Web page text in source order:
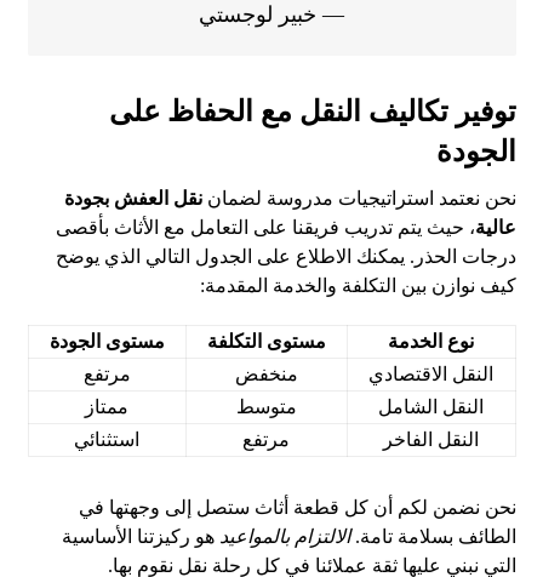
— خبير لوجستي
توفير تكاليف النقل مع الحفاظ على
الجودة
نحن نعتمد استراتيجيات مدروسة لضماننقل العفش بجودة
عالية، حيث يتم تدريب فريقنا على التعامل مع الأثاث بأقصى
درجات الحذر. يمكنك الاطلاع على الجدول التالي الذي يوضح
كيف نوازن بين التكلفة والخدمة المقدمة:
نوع الخدمة مستوى التكلفة
مستوى الجودة
النقل الاقتصادي
منخفض
مرتفع
النقل الشامل
متوسط
ممتاز
النقل الفاخر
مرتفع استثنائي
نحن نضمن لكم أن كل قطعة أثاث ستصل إلى وجهتها في
الطائف بسلامة تامة.الالتزام بالمواعيد هو ركيزتنا الأساسية
التي نبني عليها ثقة عملائنا في كل رحلة نقل نقوم بها.